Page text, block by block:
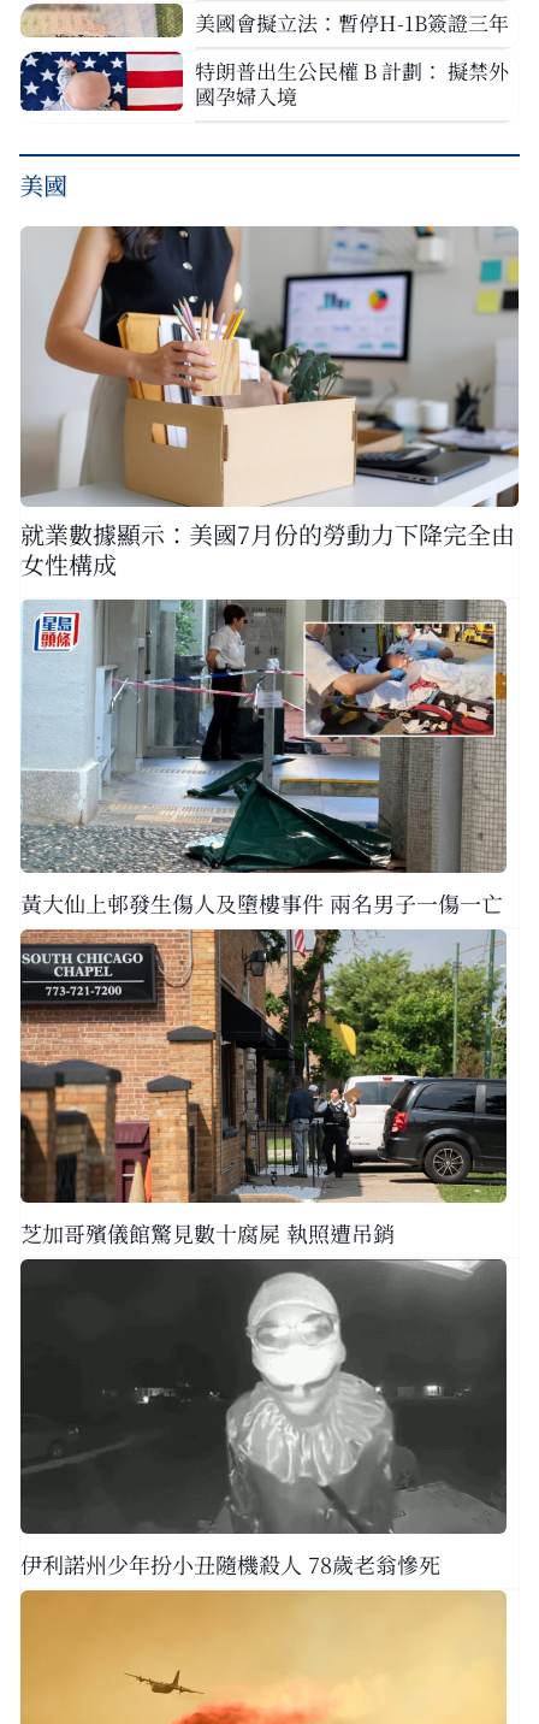
美國會擬立法：暫停H-1B簽證三年
特朗普出生公民權 B 計劃： 擬禁外
國孕婦入境
美國
就業數據顯示：美國7月份的勞動力下降完全由
女性構成
黃大仙上邨發生傷人及墮樓事件 兩名男子一傷一亡
芝加哥殯儀館驚見數十腐屍 執照遭吊銷
伊利諾州少年扮小丑隨機殺人 78歲老翁慘死